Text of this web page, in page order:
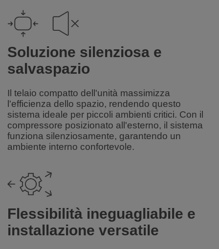
Soluzione silenziosa e
salvaspazio
Il telaio compatto dell'unità massimizza
l'efficienza dello spazio, rendendo questo
sistema ideale per piccoli ambienti critici. Con il
compressore posizionato all'esterno, il sistema
funziona silenziosamente, garantendo un
ambiente interno confortevole.
Flessibilità ineguagliabile e
installazione versatile